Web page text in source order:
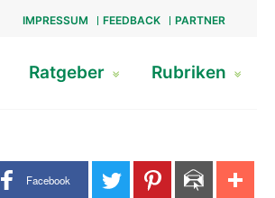
IMPRESSUM FEEDBACK PARTNER
Ratgeber Rubriken
buttons
Facebook